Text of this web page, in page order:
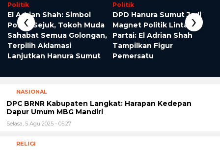
Politik
El Adrian Shah: Simbol
Politik Sejuk, Tokoh Muda
Sahabat Semua Golongan,
Terpilih Aklamasi
Lanjutkan Hanura Sumut
Politik
DPD Hanura Sumut Jadi
Magnet Politik Lintas
Partai: El Adrian Shah
Tampilkan Figur
Pemersatu
‹ ›
NASIONAL
DPC BRNR Kabupaten Langkat: Harapan Kedepan
Dapur Umum MBG Mandiri
Selasa, 5 Agu 2025 - 05:27
RELIGI